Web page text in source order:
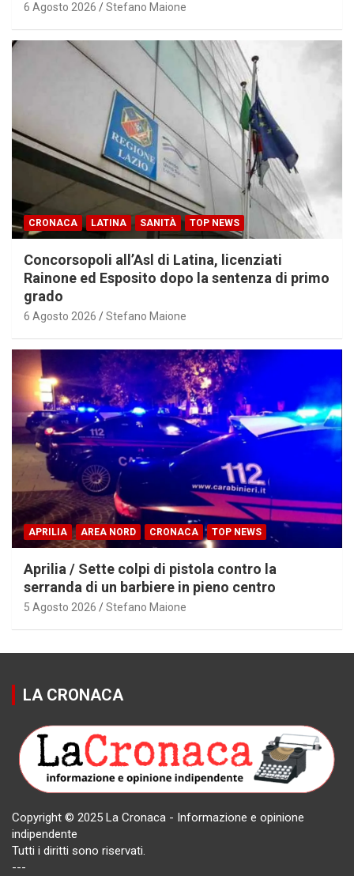
6 Agosto 2026 Stefano Maione
CRONACA LATINA SANITÀ TOP NEWS
Concorsopoli all’Asl di Latina, licenziati
Rainone ed Esposito dopo la sentenza di primo
grado
6 Agosto 2026 Stefano Maione
APRILIA AREA NORD CRONACA TOP NEWS
Aprilia / Sette colpi di pistola contro la
serranda di un barbiere in pieno centro
5 Agosto 2026 Stefano Maione
LA CRONACA
Copyright © 2025 La Cronaca - Informazione e opinione
indipendente
Tutti i diritti sono riservati.
---